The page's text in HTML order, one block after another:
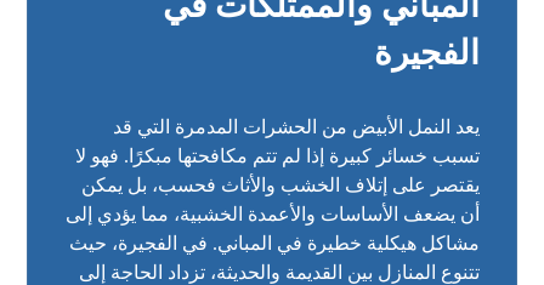
الفجيرة
يعد النمل الأبيض من الحشرات المدمرة التي قد
تسبب خسائر كبيرة إذا لم تتم مكافحتها مبكرًا. فهو لا
يقتصر على إتلاف الخشب والأثاث فحسب، بل يمكن
أن يضعف الأساسات والأعمدة الخشبية، مما يؤدي إلى
مشاكل هيكلية خطيرة في المباني. في الفجيرة، حيث
تتنوع المنازل بين القديمة والحديثة، تزداد الحاجة إلى